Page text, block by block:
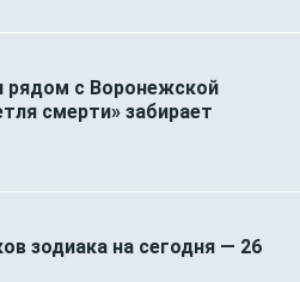
рядом с Воронежской
смерти» забирает
зодиака на сегодня — 26